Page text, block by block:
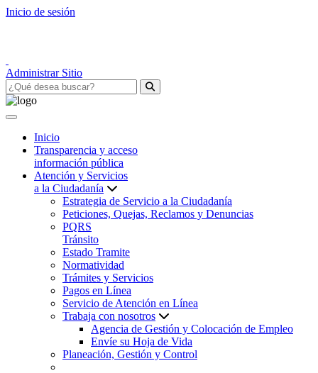
Inicio de sesión
Administrar Sitio
Inicio
Transparencia y acceso
información pública
Atención y Servicios
a la Ciudadanía
Estrategia de Servicio a la Ciudadanía
Peticiones, Quejas, Reclamos y Denuncias
PQRS
Tránsito
Estado Tramite
Normatividad
Trámites y Servicios
Pagos en Línea
Servicio de Atención en Línea
Trabaja con nosotros
Agencia de Gestión y Colocación de Empleo
Envíe su Hoja de Vida
Planeación, Gestión y Control